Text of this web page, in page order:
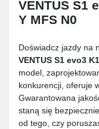
VENTUS S1
Y MFS N0
Doświadcz jazdy na
VENTUS S1 evo3
model,
konkurencji, oferuje
Gwarantowana
staną się
od tego, czy